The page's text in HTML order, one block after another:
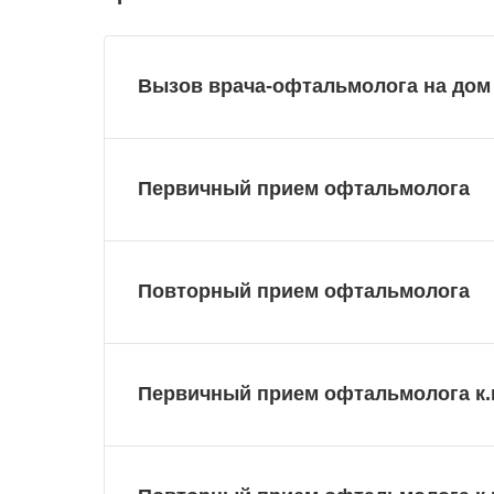
Вызов врача-офтальмолога на дом
Первичный прием офтальмолога
Повторный прием офтальмолога
Первичный прием офтальмолога